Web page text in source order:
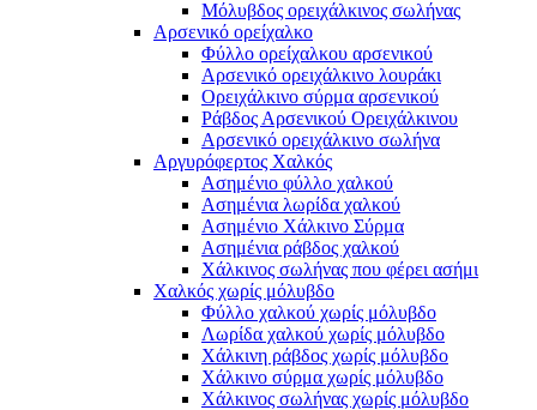
Μόλυβδος ορειχάλκινος σωλήνας
Αρσενικό ορείχαλκο
Φύλλο ορείχαλκου αρσενικού
Αρσενικό ορειχάλκινο λουράκι
Ορειχάλκινο σύρμα αρσενικού
Ράβδος Αρσενικού Ορειχάλκινου
Αρσενικό ορειχάλκινο σωλήνα
Αργυρόφερτος Χαλκός
Ασημένιο φύλλο χαλκού
Ασημένια λωρίδα χαλκού
Ασημένιο Χάλκινο Σύρμα
Ασημένια ράβδος χαλκού
Χάλκινος σωλήνας που φέρει ασήμι
Χαλκός χωρίς μόλυβδο
Φύλλο χαλκού χωρίς μόλυβδο
Λωρίδα χαλκού χωρίς μόλυβδο
Χάλκινη ράβδος χωρίς μόλυβδο
Χάλκινο σύρμα χωρίς μόλυβδο
Χάλκινος σωλήνας χωρίς μόλυβδο